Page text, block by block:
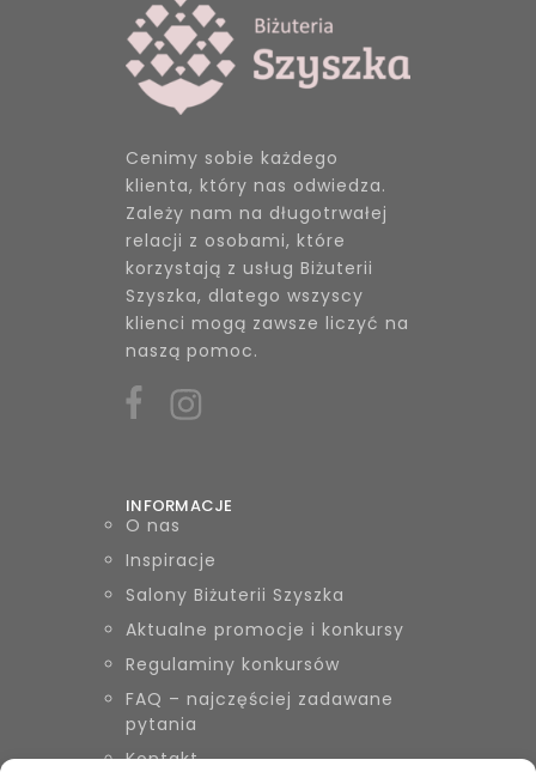
Cenimy sobie każdego
klienta, który nas odwiedza.
Zależy nam na długotrwałej
relacji z osobami, które
korzystają z usług Biżuterii
Szyszka, dlatego wszyscy
klienci mogą zawsze liczyć na
naszą pomoc.
INFORMACJE
O nas
Inspiracje
Salony Biżuterii Szyszka
Aktualne promocje i konkursy
Regulaminy konkursów
FAQ – najczęściej zadawane
pytania
Kontakt